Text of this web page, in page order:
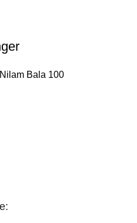
Nilam Bala 100